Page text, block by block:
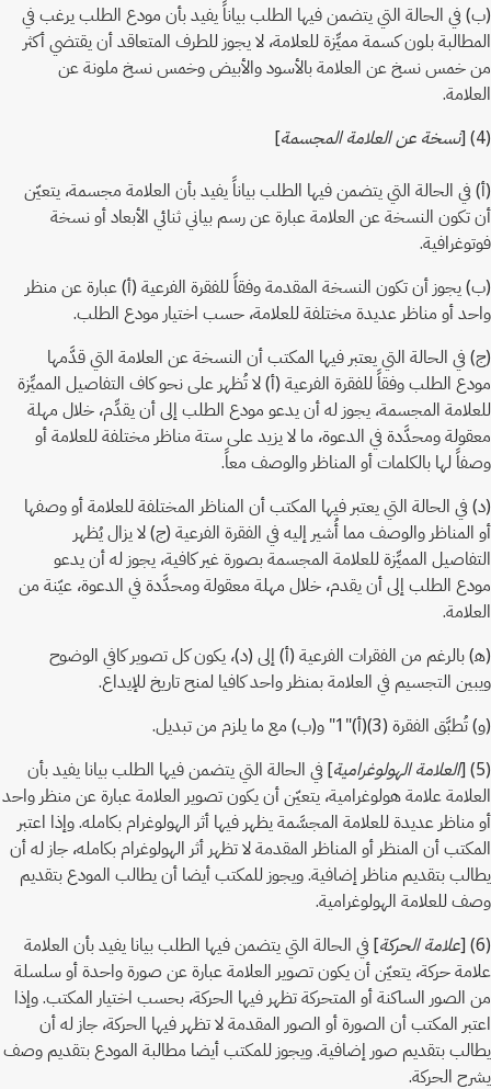
(ب) في الحالة التي يتضمن فيها الطلب بياناً يفيد بأن مودع الطلب يرغب في
المطالبة بلون كسمة مميِّزة للعلامة، لا يجوز للطرف المتعاقد أن يقتضي أكثر
من خمس نسخ عن العلامة بالأسود والأبيض وخمس نسخ ملونة عن
العلامة.
(4) [
نسخة عن العلامة المجسمة]
(أ) في الحالة التي يتضمن فيها الطلب بياناً يفيد بأن العلامة مجسمة، يتعيّن
أن تكون النسخة عن العلامة عبارة عن رسم بياني ثنائي الأبعاد أو نسخة
فوتوغرافية.
(ب) يجوز أن تكون النسخة المقدمة وفقاً للفقرة الفرعية (أ) عبارة عن منظر
واحد أو مناظر عديدة مختلفة للعلامة، حسب اختيار مودع الطلب.
(ج) في الحالة التي يعتبر فيها المكتب أن النسخة عن العلامة التي قدَّمها
مودع الطلب وفقاً للفقرة الفرعية (أ) لا تُظهر على نحو كاف التفاصيل المميِّزة
للعلامة المجسمة، يجوز له أن يدعو مودع الطلب إلى أن يقدِّم، خلال مهلة
معقولة ومحدَّدة في الدعوة، ما لا يزيد على ستة مناظر مختلفة للعلامة أو
وصفاً لها بالكلمات أو المناظر والوصف معاً.
(د) في الحالة التي يعتبر فيها المكتب أن المناظر المختلفة للعلامة أو وصفها
أو المناظر والوصف مما أُشير إليه في الفقرة الفرعية (ج) لا يزال يُظهر
التفاصيل المميِّزة للعلامة المجسمة بصورة غير كافية، يجوز له أن يدعو
مودع الطلب إلى أن يقدم، خلال مهلة معقولة ومحدَّدة في الدعوة، عيّنة من
العلامة.
(ﻫ) بالرغم من الفقرات الفرعية (أ) إلى (د)، يكون كل تصوير كافي الوضوح
ويبين التجسيم في العلامة بمنظر واحد كافيا لمنح تاريخ للإيداع.
(و) تُطبَّق الفقرة (3)(أ)"1" و(ب) مع ما يلزم من تبديل.
(5) [
العلامة الهولوغرامية] في الحالة التي يتضمن فيها الطلب بيانا يفيد بأن
العلامة علامة هولوغرامية، يتعيّن أن يكون تصوير العلامة عبارة عن منظر واحد
أو مناظر عديدة للعلامة المجسَّمة يظهر فيها أثر الهولوغرام بكامله. وإذا اعتبر
المكتب أن المنظر أو المناظر المقدمة لا تظهر أثر الهولوغرام بكامله، جاز له أن
يطالب بتقديم مناظر إضافية. ويجوز للمكتب أيضا أن يطالب المودع بتقديم
وصف للعلامة الهولوغرامية.
(6) [
علامة الحركة] في الحالة التي يتضمن فيها الطلب بيانا يفيد بأن العلامة
علامة حركة، يتعيّن أن يكون تصوير العلامة عبارة عن صورة واحدة أو سلسلة
من الصور الساكنة أو المتحركة تظهر فيها الحركة، بحسب اختيار المكتب. وإذا
اعتبر المكتب أن الصورة أو الصور المقدمة لا تظهر فيها الحركة، جاز له أن
يطالب بتقديم صور إضافية. ويجوز للمكتب أيضا مطالبة المودع بتقديم وصف
يشرح الحركة.